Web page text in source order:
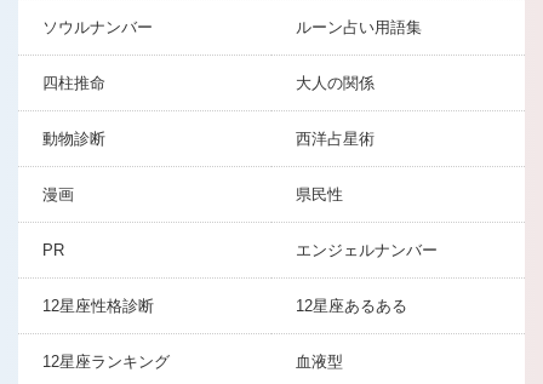
ソウルナンバー ルーン占い用語集
四柱推命 大人の関係
動物診断 西洋占星術
漫画 県民性
PR エンジェルナンバー
12星座性格診断 12星座あるある
12星座ランキング 血液型